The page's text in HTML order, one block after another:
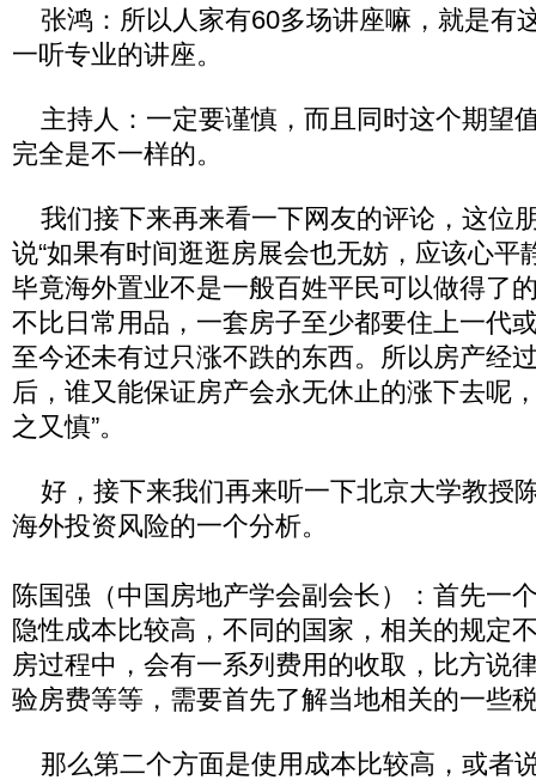
张鸿：所以人家有60多场讲座嘛，就是有
一听专业的讲座。
主持人：一定要谨慎，而且同时这个期望
完全是不一样的。
我们接下来再来看一下网友的评论，这位
说“如果有时间逛逛房展会也无妨，应该心平
毕竟海外置业不是一般百姓平民可以做得了
不比日常用品，一套房子至少都要住上一代
至今还未有过只涨不跌的东西。所以房产经
后，谁又能保证房产会永无休止的涨下去呢
之又慎”。
好，接下来我们再来听一下北京大学教授
海外投资风险的一个分析。
陈国强（中国房地产学会副会长）：首先一
隐性成本比较高，不同的国家，相关的规定
房过程中，会有一系列费用的收取，比方说
验房费等等，需要首先了解当地相关的一些
那么第二个方面是使用成本比较高，或者